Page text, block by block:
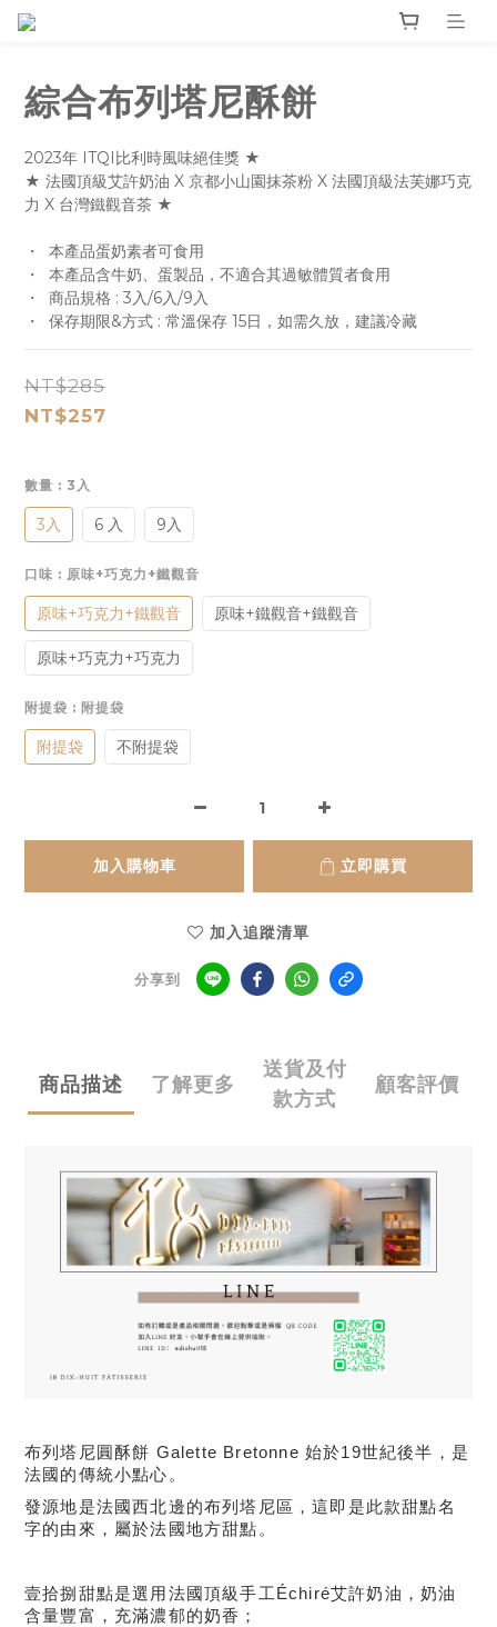
綜合布列塔尼酥餅
2023年 ITQI比利時風味絕佳獎 ★
★ 法國頂級艾許奶油 X 京都小山園抹茶粉 X 法國頂級法芙娜巧克
力 X 台灣鐵觀音茶 ★
・  本產品蛋奶素者可食用
・  本產品含牛奶、蛋製品，不適合其過敏體質者食用
・  商品規格 : 3入/6入/9入
・  保存期限&方式 : 常溫保存 15日，如需久放，建議冷藏
NT$285
NT$257
數量 : 3入
3入 6 入 9入
口味 : 原味+巧克力+鐵觀音
原味+巧克力+鐵觀音 原味+鐵觀音+鐵觀音
原味+巧克力+巧克力
附提袋 : 附提袋
附提袋 不附提袋
加入購物車 立即購買
加入追蹤清單
分享到
商品描述 了解更多
送貨及付
款方式
顧客評價
布列塔尼圓酥餅 Galette Bretonne 始於19世紀後半，是
法國的傳統小點心。
發源地是法國西北邊的布列塔尼區，這即是此款甜點名
字的由來，屬於法國地方甜點。
壹拾捌甜點是選用法國頂級手工Échiré艾許奶油，奶油
含量豐富，充滿濃郁的奶香；